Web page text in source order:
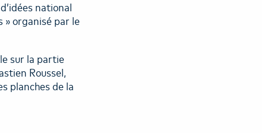
national
» organisé par le
sur la partie
Roussel,
planches de la